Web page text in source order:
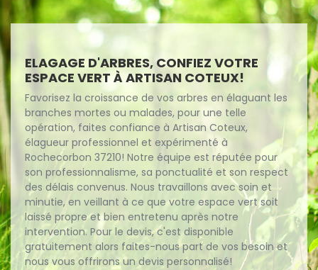
ELAGAGE D'ARBRES, CONFIEZ VOTRE
ESPACE VERT À ARTISAN COTEUX!
Favorisez la croissance de vos arbres en élaguant les
branches mortes ou malades, pour une telle
opération, faites confiance à Artisan Coteux,
élagueur professionnel et expérimenté à
Rochecorbon 37210! Notre équipe est réputée pour
son professionnalisme, sa ponctualité et son respect
des délais convenus. Nous travaillons avec soin et
minutie, en veillant à ce que votre espace vert soit
laissé propre et bien entretenu après notre
intervention. Pour le devis, c'est disponible
gratuitement alors faites-nous part de vos besoin et
nous vous offrirons un devis personnalisé!